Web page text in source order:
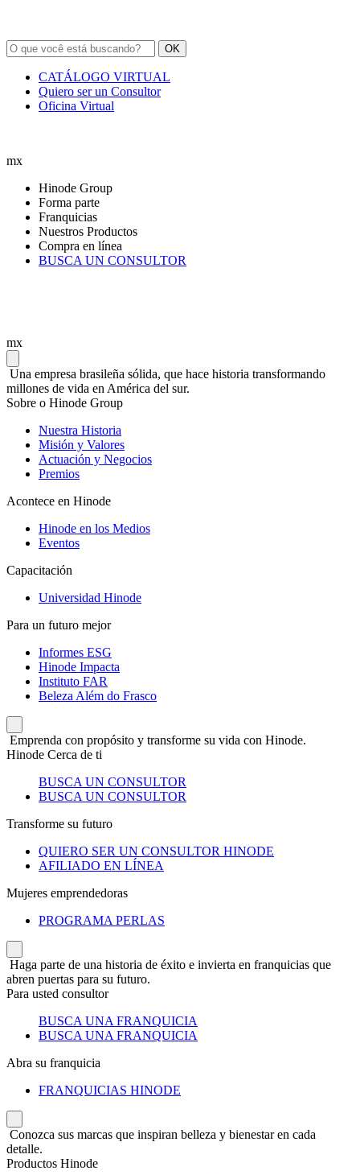
OK
CATÁLOGO VIRTUAL
Quiero ser un Consultor
Oficina Virtual
mx
Hinode Group
Forma parte
Franquicias
Nuestros Productos
Compra en línea
BUSCA UN CONSULTOR
mx
Una empresa brasileña sólida, que hace historia transformando
millones de vida en América del sur.
Sobre o Hinode Group
Nuestra Historia
Misión y Valores
Actuación y Negocios
Premios
Acontece en Hinode
Hinode en los Medios
Eventos
Capacitación
Universidad Hinode
Para un futuro mejor
Informes ESG
Hinode Impacta
Instituto FAR
Beleza Além do Frasco
Emprenda con propósito y transforme su vida con Hinode.
Hinode Cerca de ti
BUSCA UN CONSULTOR
BUSCA UN CONSULTOR
Transforme su futuro
QUIERO SER UN CONSULTOR HINODE
AFILIADO EN LÍNEA
Mujeres emprendedoras
PROGRAMA PERLAS
Haga parte de una historia de éxito e invierta en franquicias que
abren puertas para su futuro.
Para usted consultor
BUSCA UNA FRANQUICIA
BUSCA UNA FRANQUICIA
Abra su franquicia
FRANQUICIAS HINODE
Conozca sus marcas que inspiran belleza y bienestar en cada
detalle.
Productos Hinode